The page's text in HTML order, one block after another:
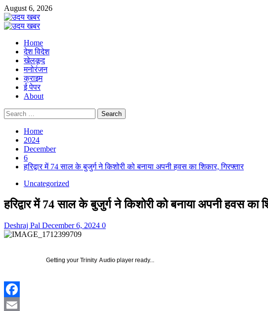
Skip
to
content
August 6, 2026
Primary
Home
देश विदेश
खेलकूद
मनोरंजन
क्राइम
ई पेपर
About
Search
for:
Home
2024
December
6
हरिद्वार में 74 साल के बुजुर्ग ने किशोरी को बनाया अपनी हवस का शिकार, गिरफ्तार
Uncategorized
हरिद्वार में 74 साल के बुजुर्ग ने किशोरी को बनाया अपनी हवस का
Deshraj Pal December 6, 2024 0
Getting your Trinity Audio player ready...
Facebook